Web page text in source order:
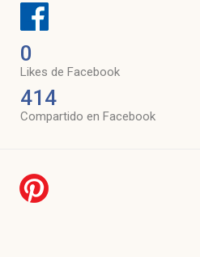
0
Likes de Facebook
414
Compartido en Facebook